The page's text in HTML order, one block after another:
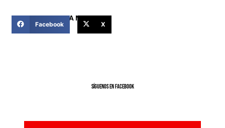
COMPARTIR ESTA NOTICIA
Facebook X
SíGUENOS EN FACEBOOK